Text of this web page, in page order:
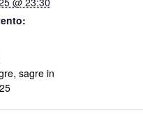
, sagre in